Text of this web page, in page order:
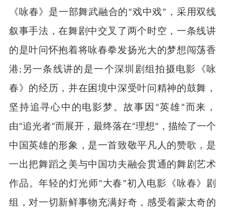
《咏春》是一部舞武融合的“戏中戏” ，采用双线
叙事手法，在舞剧中交叉了两个时空，一条线讲
的是叶问怀抱着将咏春拳发扬光大的梦想闯荡香
港; 另一条线讲的是一个深圳剧组拍摄电影《咏
春》的经历，并在困境中深受叶问精神的鼓舞，
坚持追寻心中的电影梦。故事因 “英雄”而来，
由“追光者”而展开，最终落在“理想” ，描绘了一个
中国英雄的形象，是一首致敬平凡人的赞歌，是
一出把舞蹈之美与中国功夫融会贯通的舞剧艺术
作品。年轻的灯光师“大春”初入电影《咏春》剧
组，对一切新鲜事物充满好奇，感受着蒙太奇的